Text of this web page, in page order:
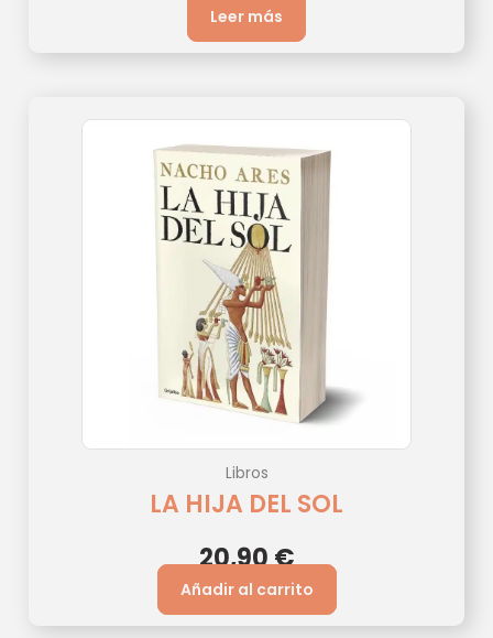
Leer más
Libros
LA HIJA DEL SOL
20,90€
Añadir al carrito